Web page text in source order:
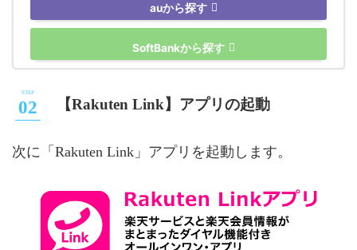
auから探す
SoftBankから探す
【Rakuten Link】アプリの起動
次に「Rakuten Link」アプリを起動します。